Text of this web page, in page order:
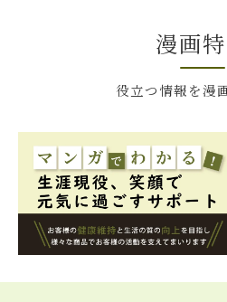
漫画
役立つ情報を漫